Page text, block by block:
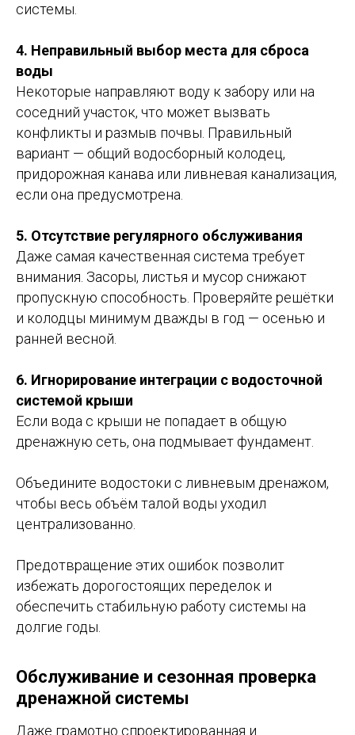
системы.
4. Неправильный выбор места для сброса
воды
Некоторые направляют воду к забору или на
соседний участок, что может вызвать
конфликты и размыв почвы. Правильный
вариант — общий водосборный колодец,
придорожная канава или ливневая канализация,
если она предусмотрена.
5. Отсутствие регулярного обслуживания
Даже самая качественная система требует
внимания. Засоры, листья и мусор снижают
пропускную способность. Проверяйте решётки
и колодцы минимум дважды в год — осенью и
ранней весной.
6. Игнорирование интеграции с водосточной
системой крыши
Если вода с крыши не попадает в общую
дренажную сеть, она подмывает фундамент.
Объедините водостоки с ливневым дренажом,
чтобы весь объём талой воды уходил
централизованно.
Предотвращение этих ошибок позволит
избежать дорогостоящих переделок и
обеспечить стабильную работу системы на
долгие годы.
Обслуживание и сезонная проверка
дренажной системы
Даже грамотно спроектированная и